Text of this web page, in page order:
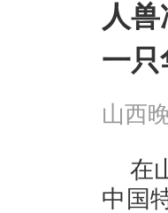
人
一只
山西
在
中国